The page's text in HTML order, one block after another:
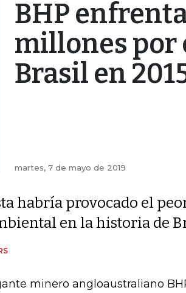
BHP
millones por
Brasil en
martes, 7 de mayo de 2019
habría provocado el
en la historia de
minero angloaustraliano